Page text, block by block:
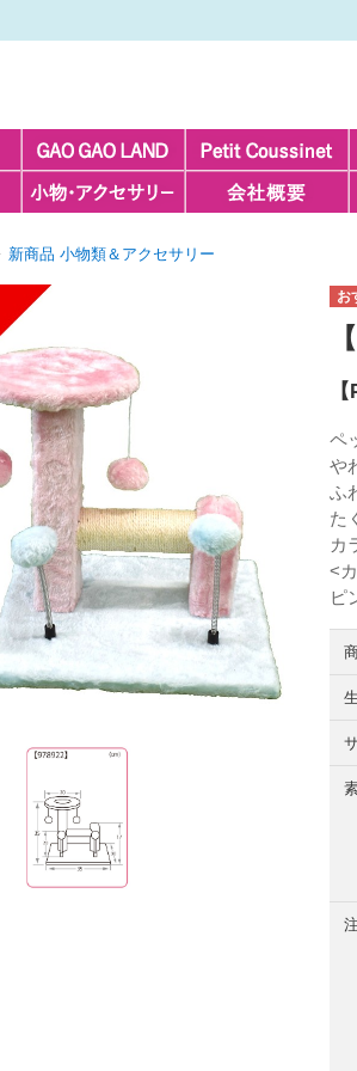
新商品 小物類＆アクセサリー
ペ
や
ふ
た
カ
<
ピ